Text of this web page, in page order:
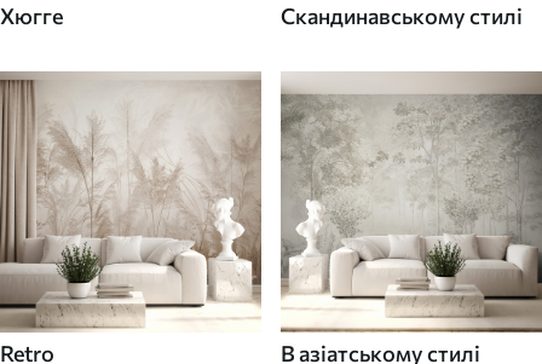
Хюгге Скандинавському стилі
Retro В азіатському стилі